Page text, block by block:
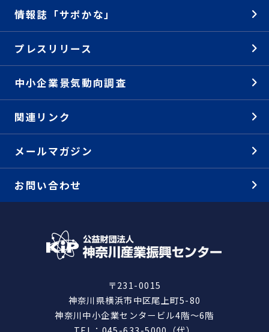
情報誌「サポかな」
プレスリリース
中小企業景気動向調査
関連リンク
メールマガジン
お問い合わせ
〒231-0015
神奈川県横浜市中区尾上町5-80
神奈川中小企業センタービル4階～6階